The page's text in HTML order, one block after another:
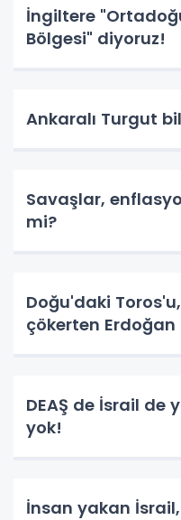
İngiltere
Bölgesi" diyoruz!
Ankaralı Turgut
Savaşlar,
mi?
Doğu'daki
çökerten Erdoğan
DEAŞ de İsrail
yok!
İnsan yakan